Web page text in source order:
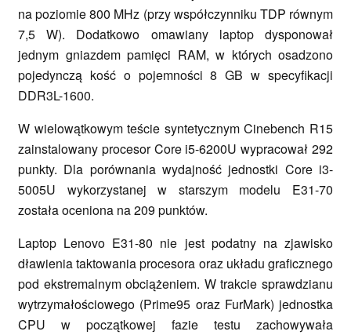
na poziomie 800 MHz (przy współczynniku TDP równym
7,5 W). Dodatkowo omawiany laptop dysponował
jednym gniazdem pamięci RAM, w których osadzono
pojedynczą kość o pojemności 8 GB w specyfikacji
DDR3L-1600.
W wielowątkowym teście syntetycznym Cinebench R15
zainstalowany procesor Core i5-6200U wypracował 292
punkty. Dla porównania wydajność jednostki Core i3-
5005U wykorzystanej w starszym modelu E31-70
została oceniona na 209 punktów.
Laptop Lenovo E31-80 nie jest podatny na zjawisko
dławienia taktowania procesora oraz układu graficznego
pod ekstremalnym obciążeniem. W trakcie sprawdzianu
wytrzymałościowego (Prime95 oraz FurMark) jednostka
CPU w początkowej fazie testu zachowywała